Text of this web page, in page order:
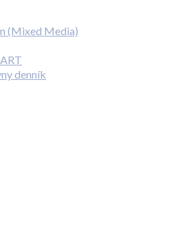
(Mixed Media)
denník